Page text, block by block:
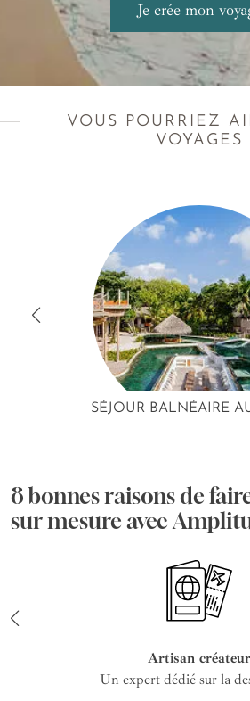
VOUS POURRIEZ
VOYAGES
SÉJOUR BALNÉAIRE
8 bonnes raisons de
sur mesure avec
Artisan créateur
Un expert dédié sur la